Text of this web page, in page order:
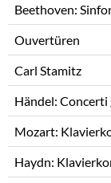
Beethoven:
Ouvertüren
Carl Stamitz
Händel:
Mozart:
Haydn: